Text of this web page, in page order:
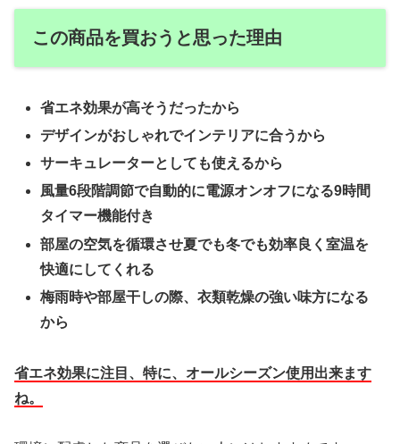
この商品を買おうと思った理由
省エネ効果が高そうだったから
デザインがおしゃれでインテリアに合うから
サーキュレーターとしても使えるから
風量6段階調節で自動的に電源オンオフになる9時間
タイマー機能付き
部屋の空気を循環させ夏でも冬でも効率良く室温を
快適にしてくれる
梅雨時や部屋干しの際、衣類乾燥の強い味方になる
から
省エネ効果に注目、特に、オールシーズン使用出来ます
ね。